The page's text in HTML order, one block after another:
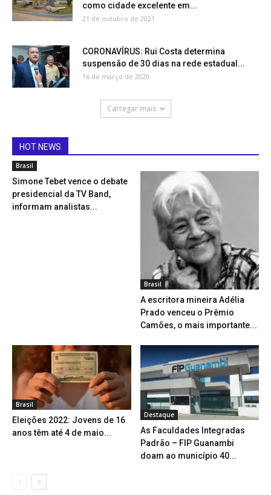
como cidade excelente em...
21 de outubro de 2021
CORONAVÍRUS: Rui Costa determina
suspensão de 30 dias na rede estadual...
16 de março de 2020
Carregar mais
HOT NEWS
Brasil
Simone Tebet vence o debate
presidencial da TV Band,
informam analistas...
Brasil
A escritora mineira Adélia
Prado venceu o Prêmio
Camões, o mais importante...
Brasil
Eleições 2022: Jovens de 16
anos têm até 4 de maio...
Destaque
As Faculdades Integradas
Padrão – FIP Guanambi
doam ao município 40...